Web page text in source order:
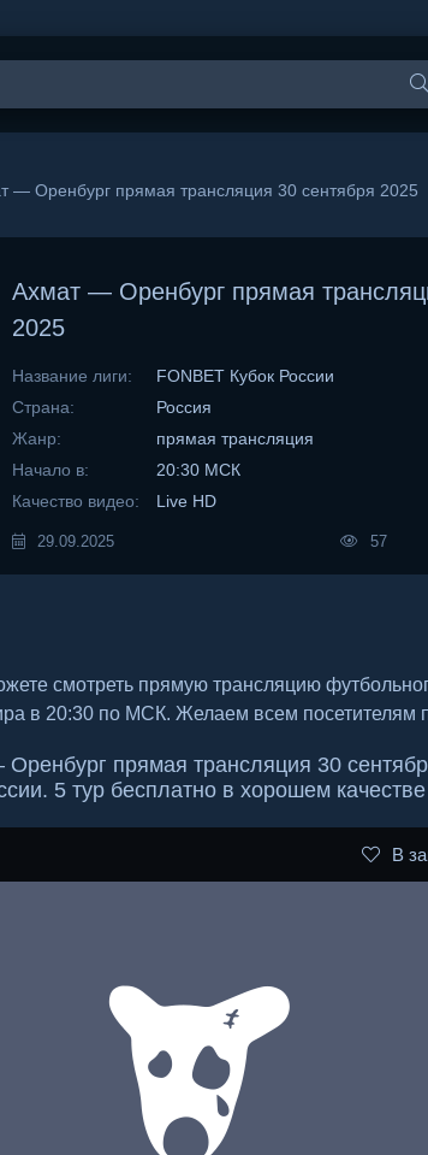
Оренбург прямая трансляция 30 сентября 2025
Ахмат — Оренбург прямая
2025
Название лиги:
FONBET Кубок России
Страна:
Россия
Жанр:
прямая трансляция
Начало в:
20:30 МСК
Качество видео:
Live HD
29.09.2025 57
смотреть прямую трансляцию
в 20:30 по МСК. Желаем всем посетителям
прямая трансляция 30
5 тур бесплатно в хорошем качестве
В